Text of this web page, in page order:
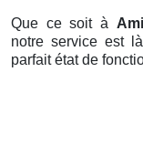
Que ce soit à
notre service est
parfait état de